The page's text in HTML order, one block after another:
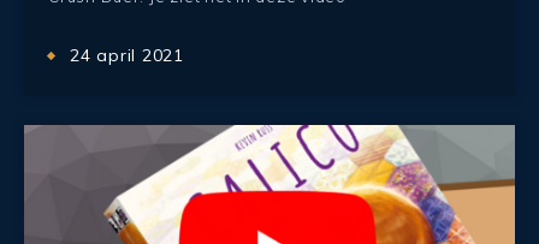
24 april 2021